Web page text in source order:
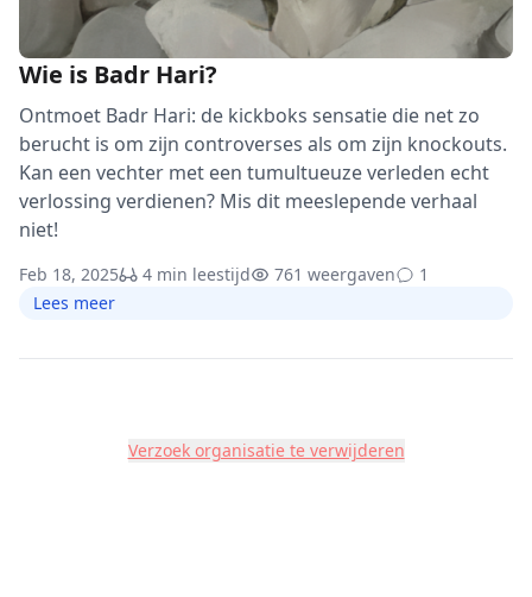
Wie is Badr Hari?
Ontmoet Badr Hari: de kickboks sensatie die net zo
berucht is om zijn controverses als om zijn knockouts.
Kan een vechter met een tumultueuze verleden echt
verlossing verdienen? Mis dit meeslepende verhaal
niet!
Feb 18, 2025 4 min leestijd 761 weergaven
1
Lees meer
Verzoek organisatie te verwijderen